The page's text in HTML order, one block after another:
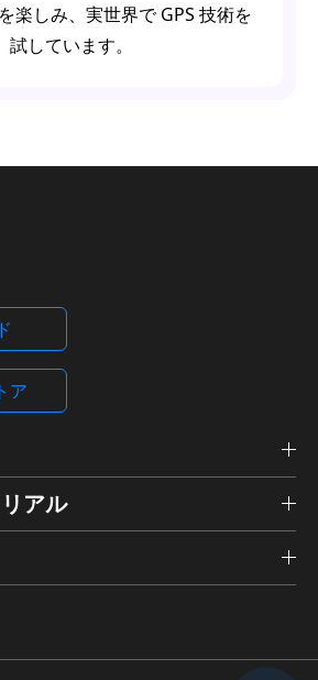
楽しみ、実世界で GPS 技術を
試しています。
ア
アル